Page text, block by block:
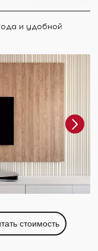
и удобной
стоимость